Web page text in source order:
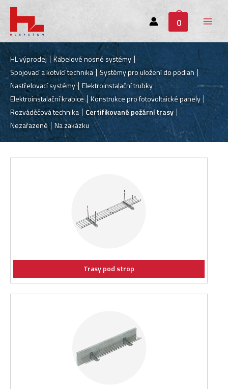
0
Main
Menu
HL výprodej
Kabelové nosné systémy
Spojovací a kotvící technika
Systémy pro uložení do podlah
Nastřelovací systémy
Elektroinstalační trubky
Elektroinstalační krabice
Konstrukce pro fotovoltaické panely
Rozváděčová technika
Certifikované požární trasy
Nezařazené
Na zakázku
Trasy pod strop